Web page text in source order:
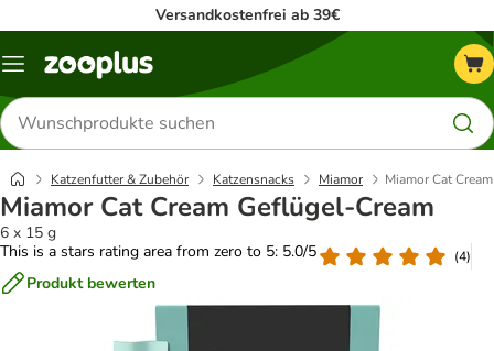
Versandkostenfrei ab 39€
Menü
Produkte
suchen
Katzenfutter & Zubehör Katzensnacks Miamor Miamor Cat
Miamor Cat Cream Geflügel-Cream
6 x 15 g
This is a stars rating area from zero to 5: 5.0/5
(4)
Produkt bewerten